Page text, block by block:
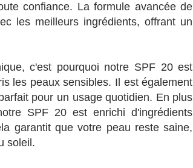
confiance. La formule avancée de
les meilleurs ingrédients, offrant un
c'est pourquoi notre SPF 20 est
les peaux sensibles. Il est également
pour un usage quotidien. En plus
SPF 20 est enrichi d'ingrédients
garantit que votre peau reste saine,
soleil.